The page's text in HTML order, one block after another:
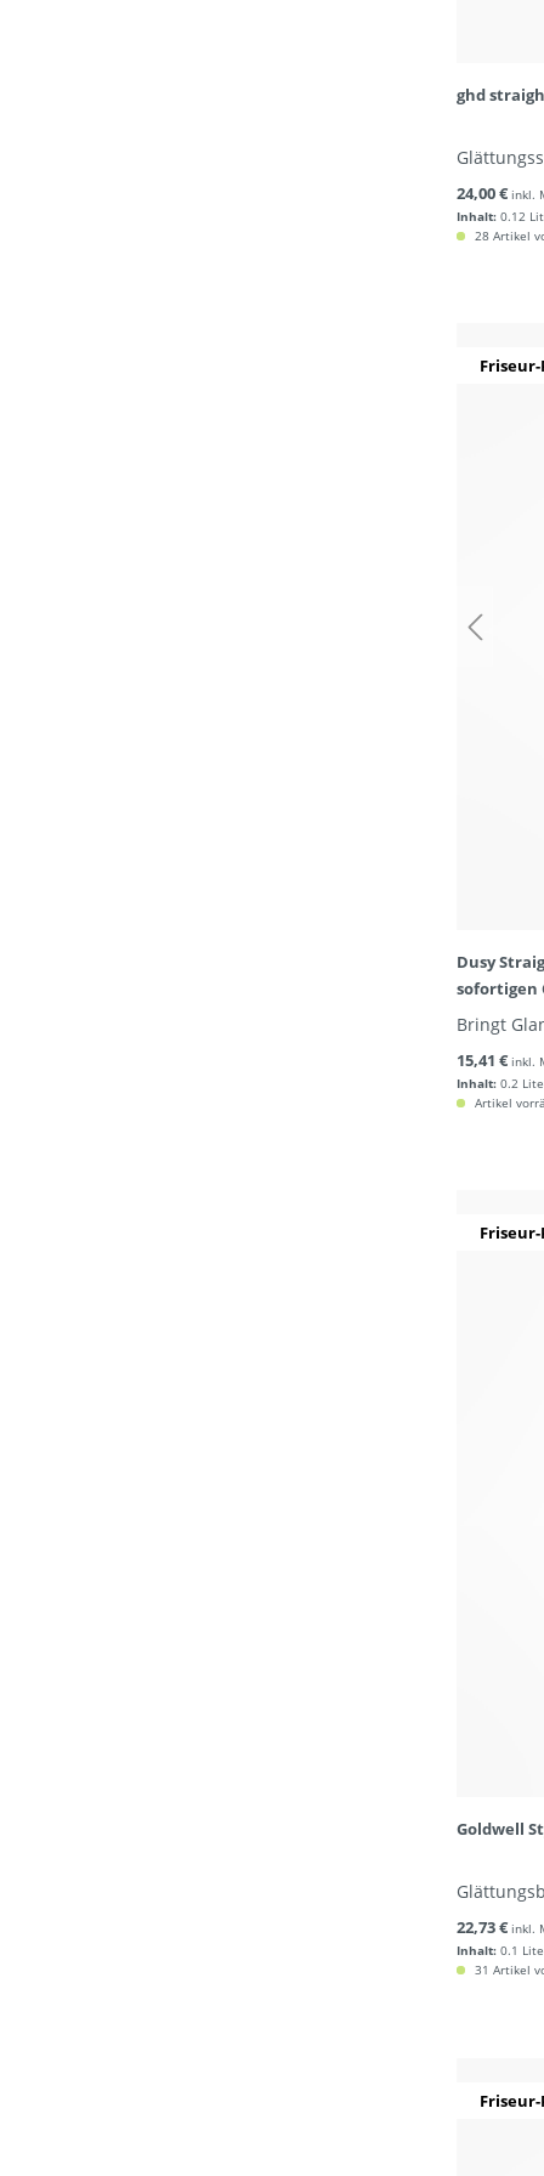
ghd
Inhalt: 0.12
24,00 € inkl.
28 Artikel
Dusy
sofortigen
Bringt
Inhalt: 0.2
15,41 € inkl.
Artikel
Goldwell
Inhalt: 0.1
22,73 € inkl.
31 Artikel